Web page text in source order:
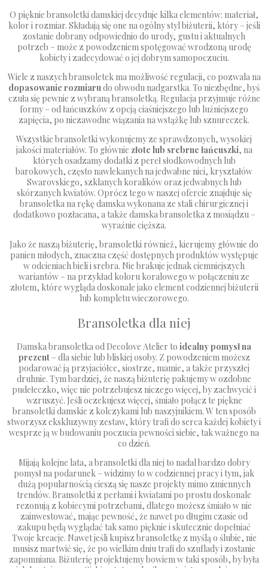
O pięknie bransoletki damskiej decyduje kilka elementów: materiał,
kolor i rozmiar. Składają się one na ogólny styl biżuterii, który – jeśli
zostanie dobrany odpowiednio do urody, gustu i aktualnych
potrzeb – może z powodzeniem spotęgować wrodzoną urodę
kobiety i zadecydować o jej dobrym samopoczuciu.
Wiele z naszych bransoletek ma możliwość regulacji, co pozwala na
dopasowanie rozmiaru do obwodu nadgarstka. To niezbędne, byś
czuła się pewnie z wybraną bransoletką. Regulacja przyjmuje różne
formy – od łańcuszków z opcją ciaśniejszego lub luźniejszego
zapięcia, po niezawodne wiązania na wstążkę lub sznureczek.
Wszystkie bransoletki wykonujemy ze sprawdzonych, wysokiej
jakości materiałów. To głównie złote lub srebrne łańcuszki, na
których osadzamy dodatki z pereł słodkowodnych lub
barokowych, często nawlekanych na jedwabne nici, kryształów
Swarovskiego, szklanych koralików oraz jedwabnych lub
skórzanych kwiatów. Oprócz tego w naszej ofercie znajduje się
bransoletka na rękę damska wykonana ze stali chirurgicznej i
dodatkowo pozłacana, a także damska bransoletka z mosiądzu –
wyraźnie cięższa.
Jako że naszą biżuterię, bransoletki również, kierujemy głównie do
panien młodych, znaczna część dostępnych produktów występuje
w odcieniach bieli i srebra. Nie brakuje jednak ciemniejszych
wariantów – na przykład koloru koralowego w połączeniu ze
złotem, które wygląda doskonale jako element codziennej biżuterii
lub kompletu wieczorowego.
Bransoletka dla niej
Damska bransoletka od Decolove Atelier to idealny pomysł na
prezent– dla siebie lub bliskiej osoby. Z powodzeniem możesz
podarować ją przyjaciółce, siostrze, mamie, a także przyszłej
druhnie. Tym bardziej, że naszą biżuterię pakujemy w ozdobne
pudełeczko, więc nie potrzebujesz niczego więcej, by zachwycić i
wzruszyć. Jeśli oczekujesz więcej, śmiało połącz te piękne
bransoletki damskie z kolczykami lub naszyjnikiem. W ten sposób
stworzysz ekskluzywny zestaw, który trafi do serca każdej kobiety i
wesprze ją w budowaniu poczucia pewności siebie, tak ważnego na
co dzień.
Mijają kolejne lata, a bransoletki dla niej to nadal bardzo dobry
pomysł na podarunek – widzimy to w codziennej pracy i tym, jak
dużą popularnością cieszą się nasze projekty mimo zmiennych
trendów. Bransoletki z perłami i kwiatami po prostu doskonale
rezonują z kobiecymi potrzebami, dlatego możesz śmiało w nie
zainwestować, mając pewność, że nawet po długim czasie od
zakupu będą wyglądać tak samo pięknie i skutecznie dopełniać
Twoje kreacje. Nawet jeśli kupisz bransoletkę z myślą o ślubie, nie
musisz martwić się, że po wielkim dniu trafi do szuflady i zostanie
zapomniana. Biżuterię projektujemy bowiem w taki sposób, by była